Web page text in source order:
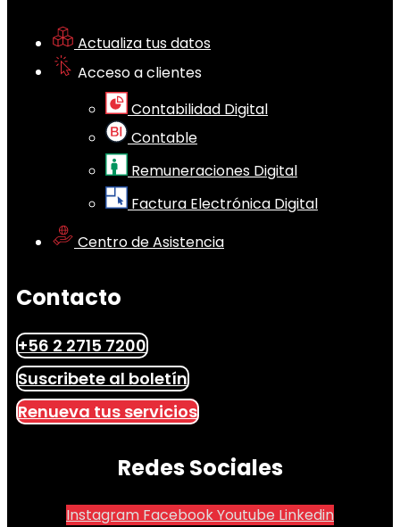
Actualiza tus datos
Acceso a clientes
Contabilidad Digital
Contable
Remuneraciones Digital
Factura Electrónica Digital
Centro de Asistencia
Contacto
+56 2 2715 7200
Suscribete al boletín
Renueva tus servicios
Redes Sociales
Instagram FacebookYoutube Linkedin